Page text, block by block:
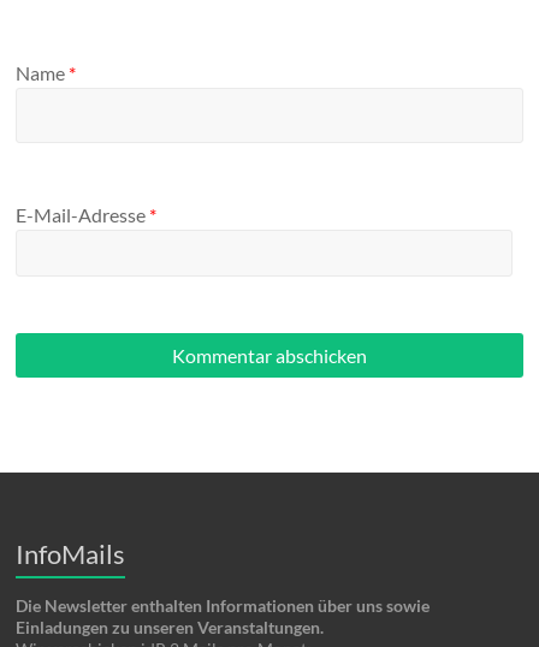
Name *
E-Mail-Adresse *
InfoMails
Die Newsletter enthalten Informationen über uns sowie
Einladungen zu unseren Veranstaltungen.